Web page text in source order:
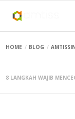
HOME BLOG
8 LANGKAH WAJIB